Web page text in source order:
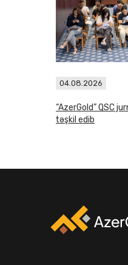
04.08.2026
“AzerGold” QSC
təşkil edib